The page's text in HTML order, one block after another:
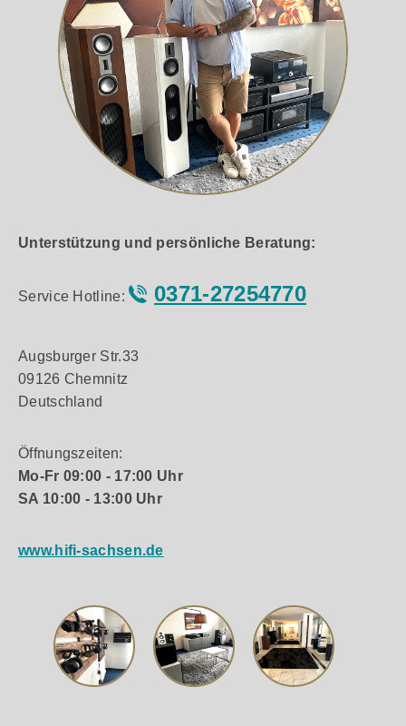
Unterstützung und persönliche Beratung:
Service Hotline: 0371-27254770
Augsburger Str.33
09126 Chemnitz
Deutschland
Öffnungszeiten:
Mo-Fr 09:00 - 17:00 Uhr
SA 10:00 - 13:00 Uhr
www.hifi-sachsen.de